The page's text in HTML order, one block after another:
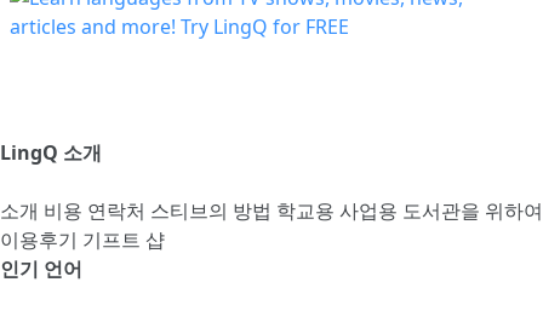
LingQ 소개
소개 비용 연락처 스티브의 방법 학교용 사업용 도서관을 위하여
이용후기 기프트 샵
인기 언어